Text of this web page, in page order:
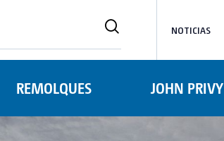
NOTICIAS
REMOLQUES JOHN PRIVY